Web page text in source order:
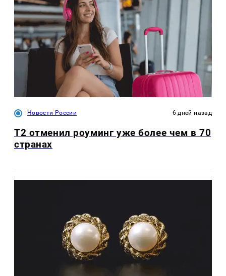
Новости России 6 дней назад
Т2 отменил роуминг уже более чем в 70
странах